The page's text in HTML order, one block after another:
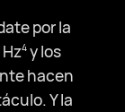
por la
4y los
hacen
Y la